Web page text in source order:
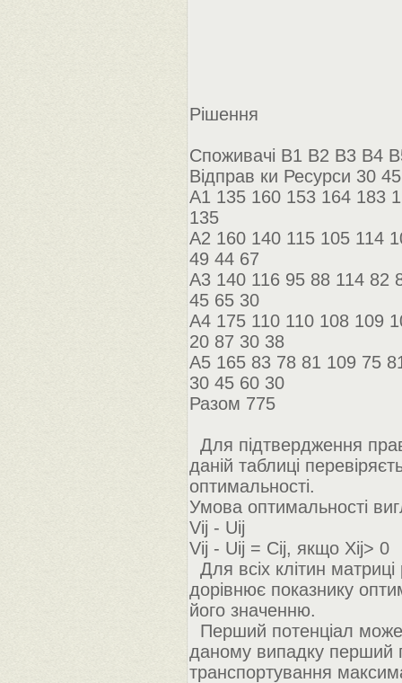
Рішення
Споживачі B1 B2 B3 B4
Відправ ки Ресурси 30
A1 135 160 153 164 183
135
A2 160 140 115 105 114
49 44 67
A3 140 116 95 88 114 82
45 65 30
A4 175 110 110 108 109
20 87 30 38
A5 165 83 78 81 109 75
30 45 60 30
Разом 775
Для підтвердження
даній таблиці
оптимальності.
Умова оптимальності
Vij - Uij
Vij - Uij = Cij, якщо Xij> 0
Для всіх клітин
дорівнює показнику
його значенню.
Перший потенціал
даному випадку перший
транспортування